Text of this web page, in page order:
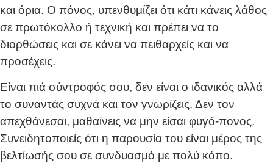
και όρια. Ο πόνος, υπενθυμίζει ότι κάτι κάνεις λάθος
σε πρωτόκολλο ή τεχνική και πρέπει να το
διορθώσεις και σε κάνει να πειθαρχείς και να
προσέχεις.
Είναι πιά σύντροφός σου, δεν είναι ο ιδανικός αλλά
το συναντάς συχνά και τον γνωρίζεις. Δεν τον
απεχθάνεσαι, μαθαίνεις να μην είσαι φυγό-πονος.
Συνειδητοποιείς ότι η παρουσία του είναι μέρος της
βελτίωσής σου σε συνδυασμό με πολύ κόπο.